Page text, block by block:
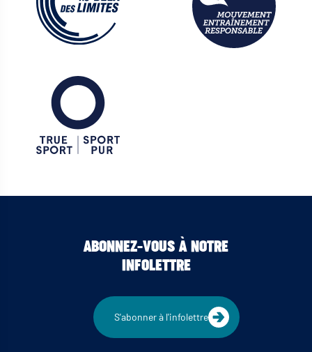
ABONNEZ-VOUS À NOTRE
INFOLETTRE
S'abonner à l'infolettre